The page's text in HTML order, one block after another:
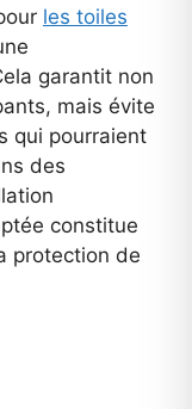
les toiles
garantit non
mais évite
qui pourraient
des
constitue
protection de